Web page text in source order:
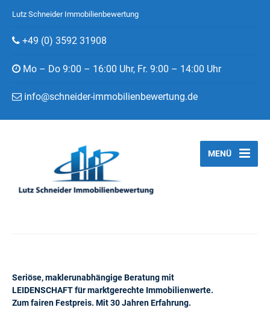
Lutz Schneider Immobilienbewertung
+49 (0) 3592 31908
Mo – Do 9:00 – 16:00 Uhr, Fr. 9:00 – 14:00 Uhr
info@schneider-immobilienbewertung.de
Seriöse, maklerunabhängige Beratung mit
LEIDENSCHAFT für marktgerechte Immobilienwerte.
Zum fairen Festpreis. Mit 30 Jahren Erfahrung.
MENÜ